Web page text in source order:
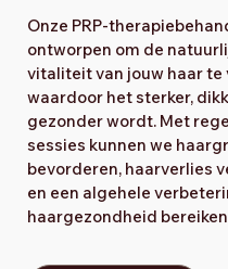
Onze PRP-
ontworpen om de
vitaliteit van jouw haar te
waardoor het sterker,
gezonder wordt. Met
sessies kunnen we
bevorderen, haarverlies
en een algehele
haargezondheid